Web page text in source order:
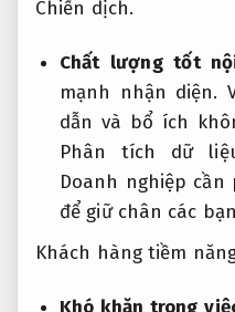
Chiến dịch.
Chất lượng tốt
mạnh nhận diện.
dẫn và bổ ích
Phân tích dữ
Doanh nghiệp
để giữ chân các
Khách hàng tiềm
Khó khăn trong